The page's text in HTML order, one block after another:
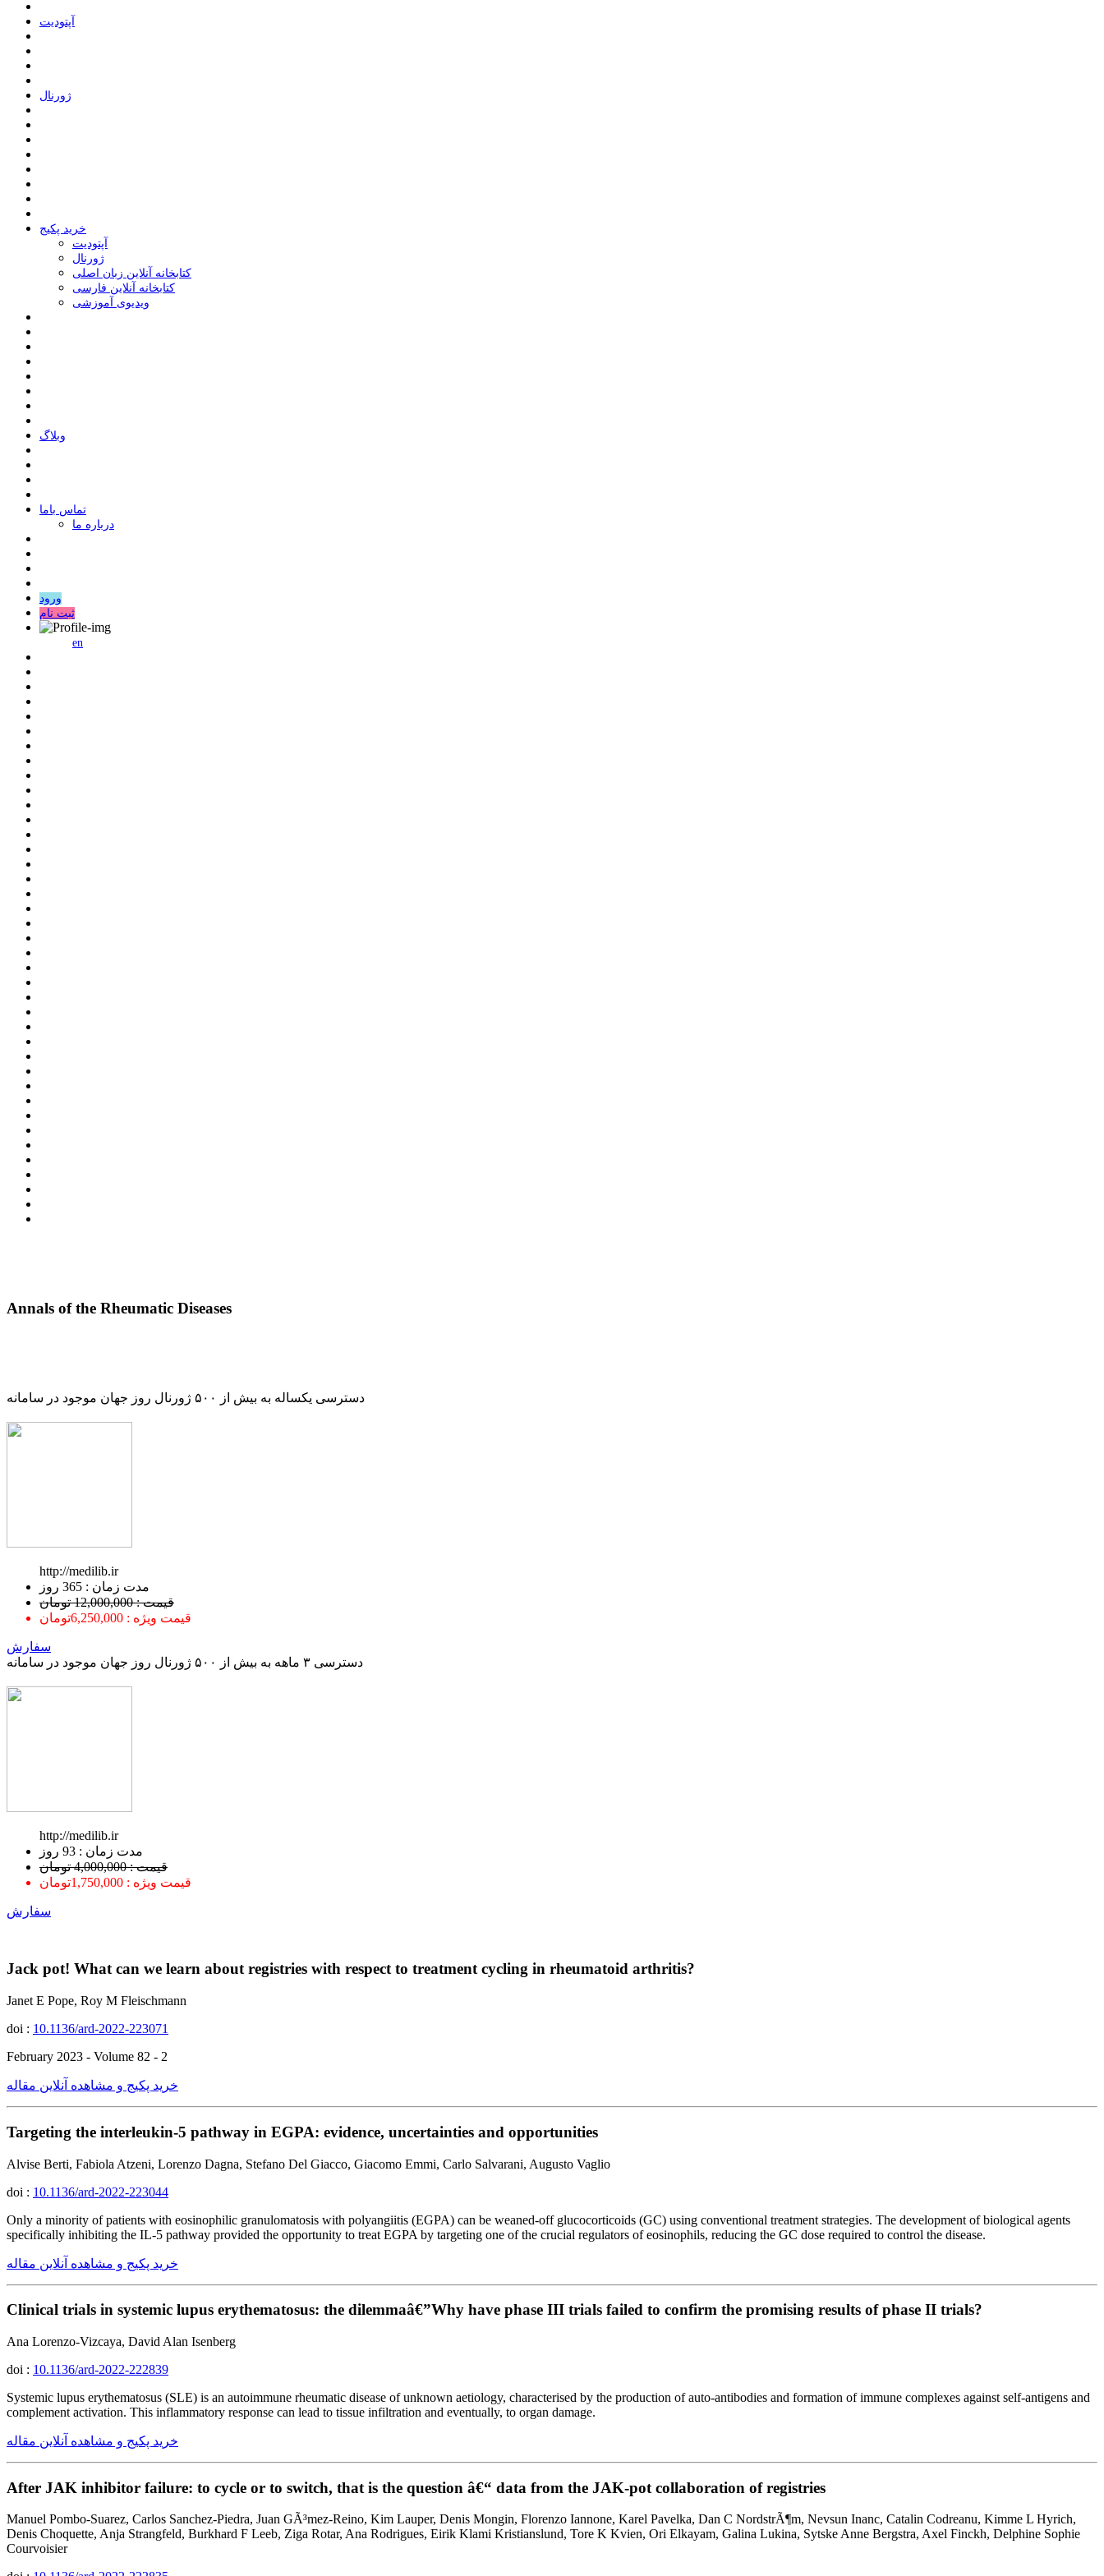
ﺁﭘﺘﻮﺩﯾﺖ
ﮊﻭﺭﻧﺎﻝ
خرید پکیج
ﺁﭘﺘﻮﺩﯾﺖ
ﮊﻭﺭﻧﺎﻝ
کتابخانه آنلاین زبان اصلی
کتابخانه آنلاین فارسی
ویدیوی آموزشی
وبلاگ
ﺗﻤﺎﺱ ﺑﺎﻣﺎ
درباره ما
ورود
ثبت نام
en
Annals of the Rheumatic Diseases
دسترسی یکساله به بیش از ۵۰۰ ژورنال روز جهان موجود در سامانه
http://medilib.ir
ﻣﺪﺕ ﺯﻣﺎﻥ : 365 ﺭﻭﺯ
قیمت : 12,000,000 تومان
قیمت ویژه : 6,250,000تومان
سفارش
دسترسی ۳ ماهه به بیش از ۵۰۰ ژورنال روز جهان موجود در سامانه
http://medilib.ir
ﻣﺪﺕ ﺯﻣﺎﻥ : 93 ﺭﻭﺯ
قیمت : 4,000,000 تومان
قیمت ویژه : 1,750,000تومان
سفارش
Jack pot! What can we learn about registries with respect to treatment cycling in rheumatoid arthritis?
Janet E Pope, Roy M Fleischmann
doi : 10.1136/ard-2022-223071
February 2023 - Volume 82 - 2
خرید پکیج و مشاهده آنلاین مقاله
Targeting the interleukin-5 pathway in EGPA: evidence, uncertainties and opportunities
Alvise Berti, Fabiola Atzeni, Lorenzo Dagna, Stefano Del Giacco, Giacomo Emmi, Carlo Salvarani, Augusto Vaglio
doi : 10.1136/ard-2022-223044
Only a minority of patients with eosinophilic granulomatosis with polyangiitis (EGPA) can be weaned-off glucocorticoids (GC) using conventional treatment strategies. The development of biological agents
specifically inhibiting the IL-5 pathway provided the opportunity to treat EGPA by targeting one of the crucial regulators of eosinophils, reducing the GC dose required to control the disease.
خرید پکیج و مشاهده آنلاین مقاله
Clinical trials in systemic lupus erythematosus: the dilemmaâ€”Why have phase III trials failed to confirm the promising results of phase II trials?
Ana Lorenzo-Vizcaya, David Alan Isenberg
doi : 10.1136/ard-2022-222839
Systemic lupus erythematosus (SLE) is an autoimmune rheumatic disease of unknown aetiology, characterised by the production of auto-antibodies and formation of immune complexes against self-antigens and
complement activation. This inflammatory response can lead to tissue infiltration and eventually, to organ damage.
خرید پکیج و مشاهده آنلاین مقاله
After JAK inhibitor failure: to cycle or to switch, that is the question â€“ data from the JAK-pot collaboration of registries
Manuel Pombo-Suarez, Carlos Sanchez-Piedra, Juan GÃ³mez-Reino, Kim Lauper, Denis Mongin, Florenzo Iannone, Karel Pavelka, Dan C NordstrÃ¶m, Nevsun Inanc, Catalin Codreanu, Kimme L Hyrich,
Denis Choquette, Anja Strangfeld, Burkhard F Leeb, Ziga Rotar, Ana Rodrigues, Eirik Klami Kristianslund, Tore K Kvien, Ori Elkayam, Galina Lukina, Sytske Anne Bergstra, Axel Finckh, Delphine Sophie
Courvoisier